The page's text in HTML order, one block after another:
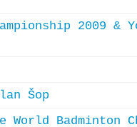
2009 &
Šop
World Badminton